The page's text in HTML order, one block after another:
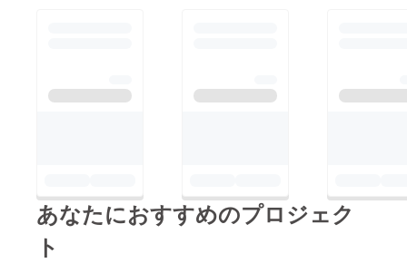
あなたにおすすめのプロジェク
ト